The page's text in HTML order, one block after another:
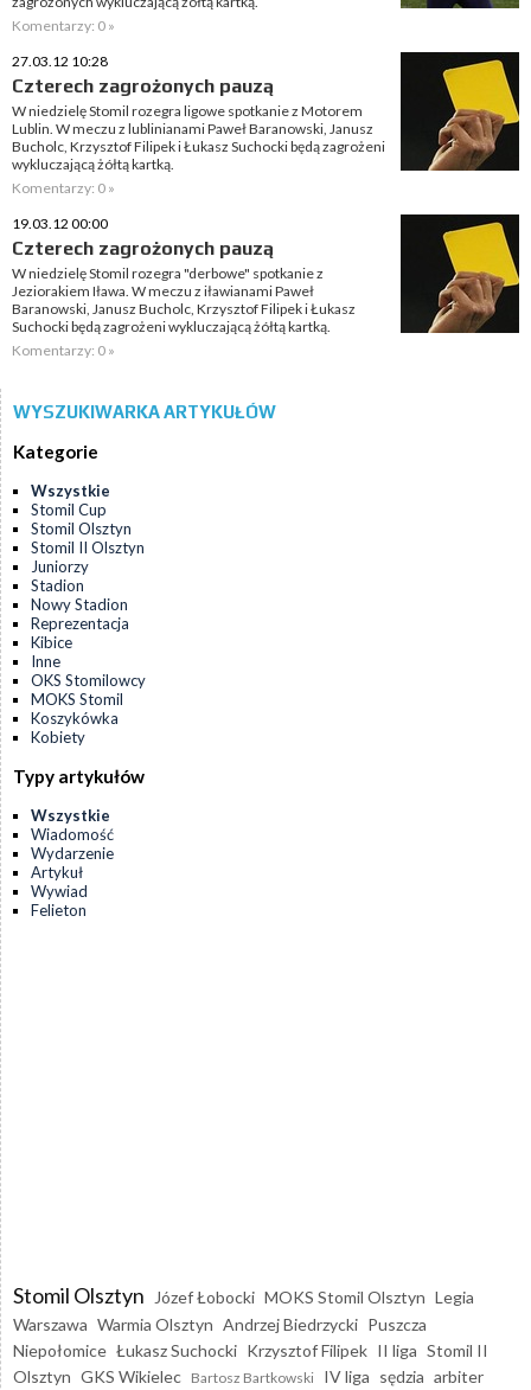
Komentarzy: 0 »
27.03.12 10:28
Czterech zagrożonych pauzą
W niedzielę Stomil rozegra ligowe spotkanie z Motorem
Lublin. W meczu z lublinianami Paweł Baranowski, Janusz
Bucholc, Krzysztof Filipek i Łukasz Suchocki będą zagrożeni
wykluczającą żółtą kartką.
Komentarzy: 0 »
19.03.12 00:00
Czterech zagrożonych pauzą
W niedzielę Stomil rozegra "derbowe" spotkanie z
Jeziorakiem Iława. W meczu z iławianami Paweł
Baranowski, Janusz Bucholc, Krzysztof Filipek i Łukasz
Suchocki będą zagrożeni wykluczającą żółtą kartką.
Komentarzy: 0 »
WYSZUKIWARKA ARTYKUŁÓW
Kategorie
Wszystkie
Stomil Cup
Stomil Olsztyn
Stomil II Olsztyn
Juniorzy
Stadion
Nowy Stadion
Reprezentacja
Kibice
Inne
OKS Stomilowcy
MOKS Stomil
Koszykówka
Kobiety
Typy artykułów
Wszystkie
Wiadomość
Wydarzenie
Artykuł
Wywiad
Felieton
Stomil Olsztyn Józef Łobocki MOKS Stomil Olsztyn Legia
Warszawa Warmia Olsztyn Andrzej Biedrzycki Puszcza
Niepołomice Łukasz Suchocki Krzysztof Filipek II liga Stomil II
Olsztyn GKS Wikielec Bartosz Bartkowski IV liga sędzia arbiter